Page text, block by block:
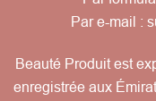
Par e-mail :
Beauté Produit est
enregistrée aux